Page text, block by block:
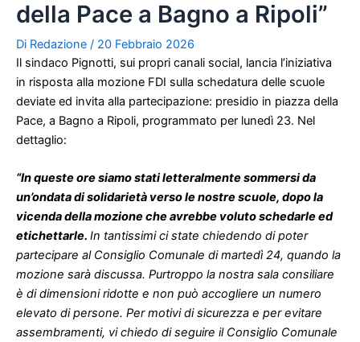
della Pace a Bagno a Ripoli”
Di Redazione / 20 Febbraio 2026
Il sindaco Pignotti, sui propri canali social, lancia l’iniziativa
in risposta alla mozione FDI sulla schedatura delle scuole
deviate ed invita alla partecipazione: presidio in piazza della
Pace, a Bagno a Ripoli, programmato per lunedì 23. Nel
dettaglio:
“In queste ore siamo stati letteralmente sommersi da
un’ondata di solidarietà verso le nostre scuole, dopo la
vicenda della mozione che avrebbe voluto schedarle ed
etichettarle. In tantissimi ci state chiedendo di poter
partecipare al Consiglio Comunale di martedì 24, quando la
mozione sarà discussa. Purtroppo la nostra sala consiliare
è di dimensioni ridotte e non può accogliere un numero
elevato di persone. Per motivi di sicurezza e per evitare
assembramenti, vi chiedo di seguire il Consiglio Comunale